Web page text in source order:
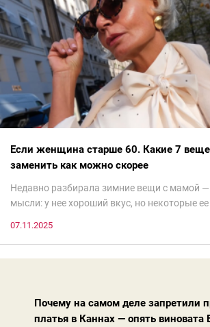
Если женщина старше 60. Какие 7
заменить как можно скорее
Недавно разбирала зимние вещи с мамой
мысли: у нее хороший вкус, но некоторые
моды. Вовсе нет.Проблема в том, что сама
07.11.2025
Почему на самом деле запретили
платья в Каннах — опять виновата